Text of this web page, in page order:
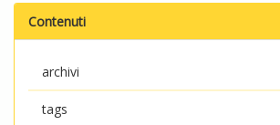
Contenuti
archivi
tags